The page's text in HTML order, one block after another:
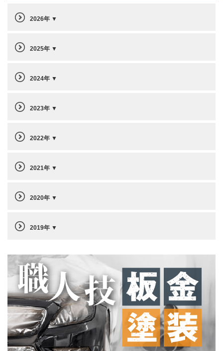
2026年
2025年
2024年
2023年
2022年
2021年
2020年
2019年